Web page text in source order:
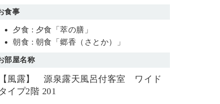
食事
夕食 : 夕食「萃の膳」
朝食 : 朝食「郷香（さとか）」
部屋名称
【風露】 源泉露天風呂付客室 ワイド
タイプ2階 201